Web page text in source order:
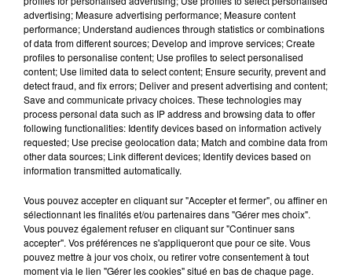
Ajouter à votre calendrier
Date
du8 mars 2024 à 20h00
au8 mars 2024 à 22h00
Date
au9 mars 2024 à 22h00
advertising; Measure advertising performance; Measure content
performance; Understand audiences through statistics or combinations
of data from different sources; Develop and improve services; Create
profiles to personalise content; Use profiles to select personalised
content; Use limited data to select content; Ensure security, prevent and
detect fraud, and fix errors; Deliver and present advertising and content;
Save and communicate privacy choices. These technologies may
process personal data such as IP address and browsing data to offer
following functionalities: Identify devices based on information actively
requested; Use precise geolocation data; Match and combine data from
other data sources; Link different devices; Identify devices based on
information transmitted automatically.
Vous pouvez accepter en cliquant sur "Accepter et fermer", ou affiner en
sélectionnant les finalités et/ou partenaires dans "Gérer mes choix".
Vous pouvez également refuser en cliquant sur "Continuer sans
accepter". Vos préférences ne s'appliqueront que pour ce site. Vous
pouvez mettre à jour vos choix, ou retirer votre consentement à tout
moment via le lien "Gérer les cookies" situé en bas de chaque page.